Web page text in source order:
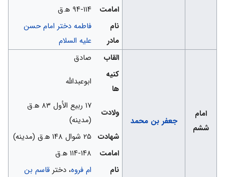
امامت
۹۴-۱۱۴ ه‍.ق
نام
مادر
فاطمه دختر امام حسن
علیه السلام
امام
ششم
جعفر بن محمد
القاب
صادق
کنیه
ها
ابوعبدالله
ولادت
۱۷ ربیع الأول ۸۳ ه‍.ق
(مدینه)
شهادت ۲۵ شوال ۱۴۸ ه‍.ق (مدینه)
امامت
۱۱۴-۱۴۸ ه‍.ق
نام
ام فروه، دختر قاسم بن